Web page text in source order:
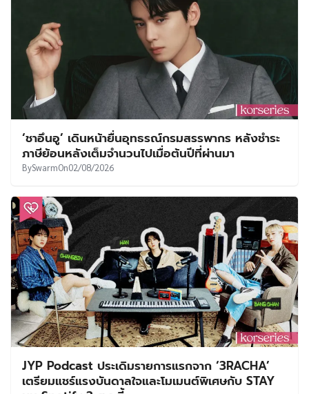
‘ชาอึนอู’ เดินหน้ายื่นอุทธรณ์กรมสรรพากร หลังชำระ
ภาษีย้อนหลังเต็มจำนวนไปเมื่อต้นปีที่ผ่านมา
BySwarmOn02/08/2026
JYP Podcast ประเดิมรายการแรกจาก ‘3RACHA’
เตรียมแชร์แรงบันดาลใจและโมเมนต์พิเศษกับ STAY